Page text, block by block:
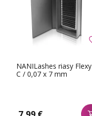
NANILashes riasy Flexy
C / 0,07 x 7 mm